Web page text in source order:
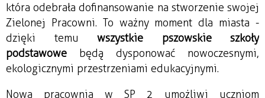
która odebrała dofinansowanie na stworzenie swojej
Zielonej Pracowni. To ważny moment dla miasta -
dzięki temu wszystkie pszowskie szkoły
podstawowe będą dysponować nowoczesnymi,
ekologicznymi przestrzeniami edukacyjnymi.
Nowa pracownia w SP 2 umożliwi uczniom